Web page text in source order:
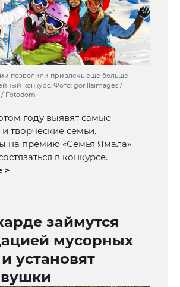
позволили привлечь еще больше
конкурс. Фото: gorillaimages /
Fotodom
году выявят самые
творческие семьи.
на премию «Семья Ямала»
в конкурсе.
>
займутся
мусорных
установят